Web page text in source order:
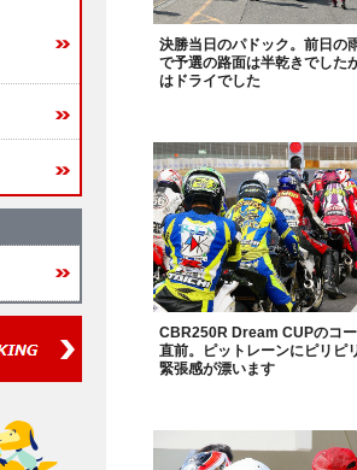
決勝当日のパドック。前日の
で予選の路面は半乾きでした
はドライでした
CBR250R Dream CUPのコ
直前。ピットレーンにピリピ
緊張感が漂います